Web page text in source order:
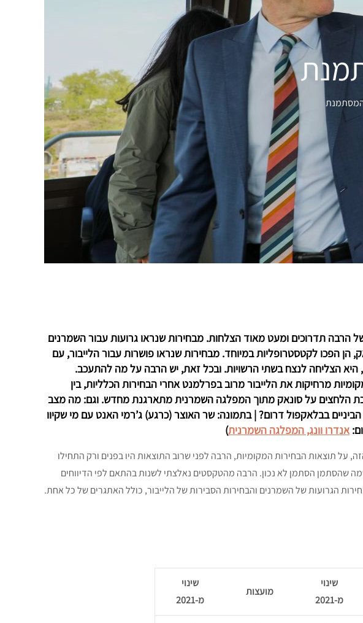
של 2024 ייזכרו ככאלו של הרבה תדרוכים ומעט מאוד הצלחות. מבחירות שנראו גרועות עבור השמרנים
הן הפכו לקטסטרופליות במיוחד. מבחירות שנראו פושרות עבור הלייבור, עם
הצליחה לנצח בשתי הרשויות. ובכל זאת, יש הרבה על מה להתעכב.
מרחיקות את הלייבור מרוב בפרלמנט אחרי הבחירות הכלליות, בין
הלחצים על סונאק מתוך המפלגה השמרנית מתארגנת מחדש. וגם: מה מצב
בבלאקפול דרום? | בתמונה: שר האוצר (כרגע) ג’רמי האנט עם מי שקיוו
אנדרו וונג, המפלגה השמרנית)
על תוצאות הבחירות המקומיות, הרבה לפני שרוב התוצאות היו בפנים ורק התחילו
שהסתמן הסתמן לא נכון. הרבה מהטקסטים נאלצתי לשנות בהתאם לפי הדיווחים
הגרועות של השמרנים והבחירות הסבירות של הלייבור, כולל האתגרים של כל אחת.
שינוי
מ-2021
מועצות
שינוי
מ-2021